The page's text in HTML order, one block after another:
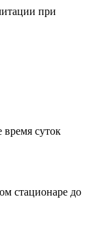
при
время суток
стационаре до